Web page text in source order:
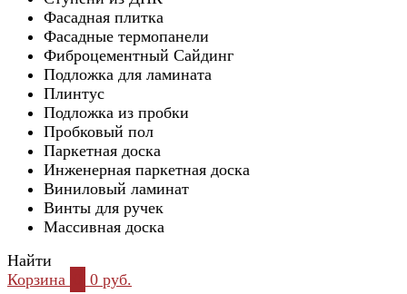
Фасадная плитка
Фасадные термопанели
Фиброцементный Сайдинг
Подложка для ламината
Плинтус
Подложка из пробки
Пробковый пол
Паркетная доска
Инженерная паркетная доска
Виниловый ламинат
Винты для ручек
Массивная доска
Найти
Корзина
0 руб.